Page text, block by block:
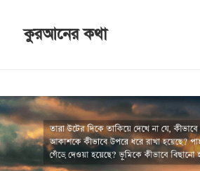
কুরআনের কথা